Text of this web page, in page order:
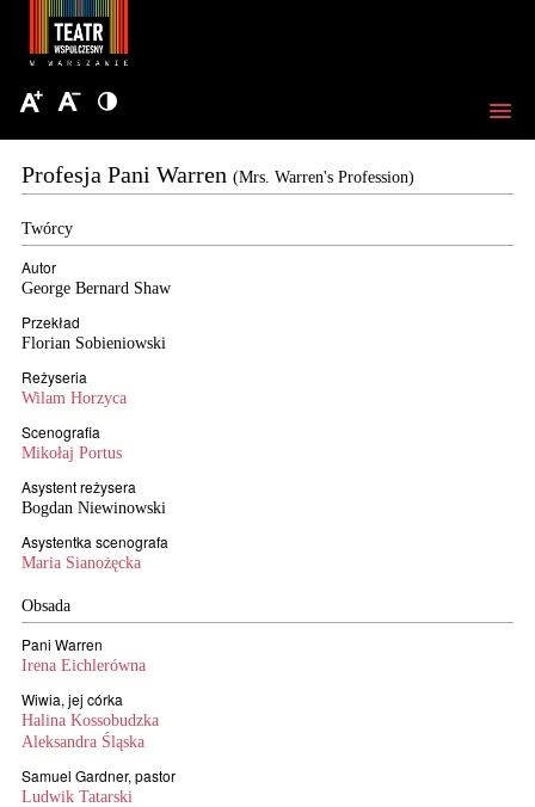
Profesja Pani Warren (Mrs. Warren's Profession)
Twórcy
Autor
George Bernard Shaw
Przekład
Florian Sobieniowski
Reżyseria
Wilam Horzyca
Scenografia
Mikołaj Portus
Asystent reżysera
Bogdan Niewinowski
Asystentka scenografa
Maria Sianożęcka
Obsada
Pani Warren
Irena Eichlerówna
Wiwia, jej córka
Halina Kossobudzka
Aleksandra Śląska
Samuel Gardner, pastor
Ludwik Tatarski